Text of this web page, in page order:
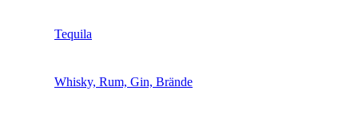
Tequila
Whisky, Rum, Gin, Brände